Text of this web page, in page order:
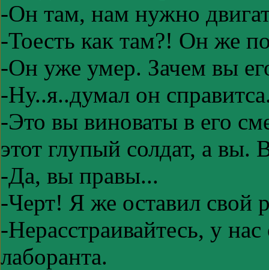
-Он там, нам нужно
-Тоесть как там?! Он же
-Он уже умер. Зачем вы
-Ну..я..думал он
-Это вы виноваты в его
этот глупый солдат, а вы.
-Да, вы правы...
-Черт! Я же оставил свой
-Нерасстраивайтесь, у
лаборанта.